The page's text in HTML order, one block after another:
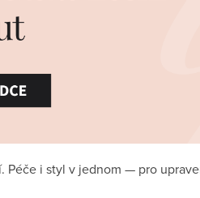
i styl v jednom — pro